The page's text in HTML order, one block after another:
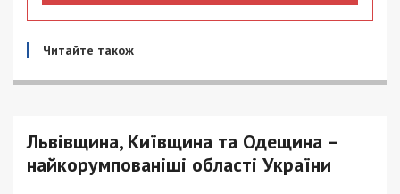
Читайте також
Львівщина, Київщина та Одещина –
найкорумпованіші області України